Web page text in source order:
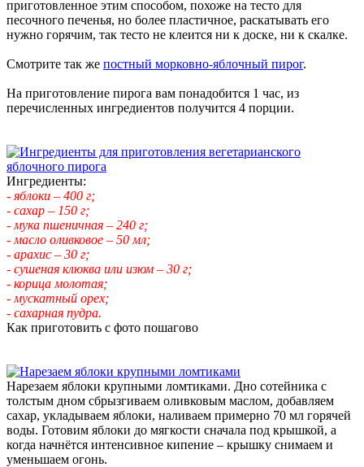
приготовленное этим способом, похоже на тесто для
песочного печенья, но более пластичное, раскатывать его
нужно горячим, так тесто не клеится ни к доске, ни к скалке.
Смотрите так же постный морковно-яблочный пирог.
На приготовление пирога вам понадобится 1 час, из
перечисленных ингредиентов получится 4 порции.
Ингредиенты:
- яблоки – 400 г;
- сахар – 150 г;
- мука пшеничная – 240 г;
- масло оливковое – 50 мл;
- арахис – 30 г;
- сушеная клюква или изюм – 30 г;
- корица молотая;
- мускатный орех;
- сахарная пудра.
Как приготовить с фото пошагово
Нарезаем яблоки крупными ломтиками. Дно сотейника с
толстым дном сбрызгиваем оливковым маслом, добавляем
сахар, укладываем яблоки, наливаем примерно 70 мл горячей
воды. Готовим яблоки до мягкости сначала под крышкой, а
когда начнётся интенсивное кипение – крышку снимаем и
уменьшаем огонь.